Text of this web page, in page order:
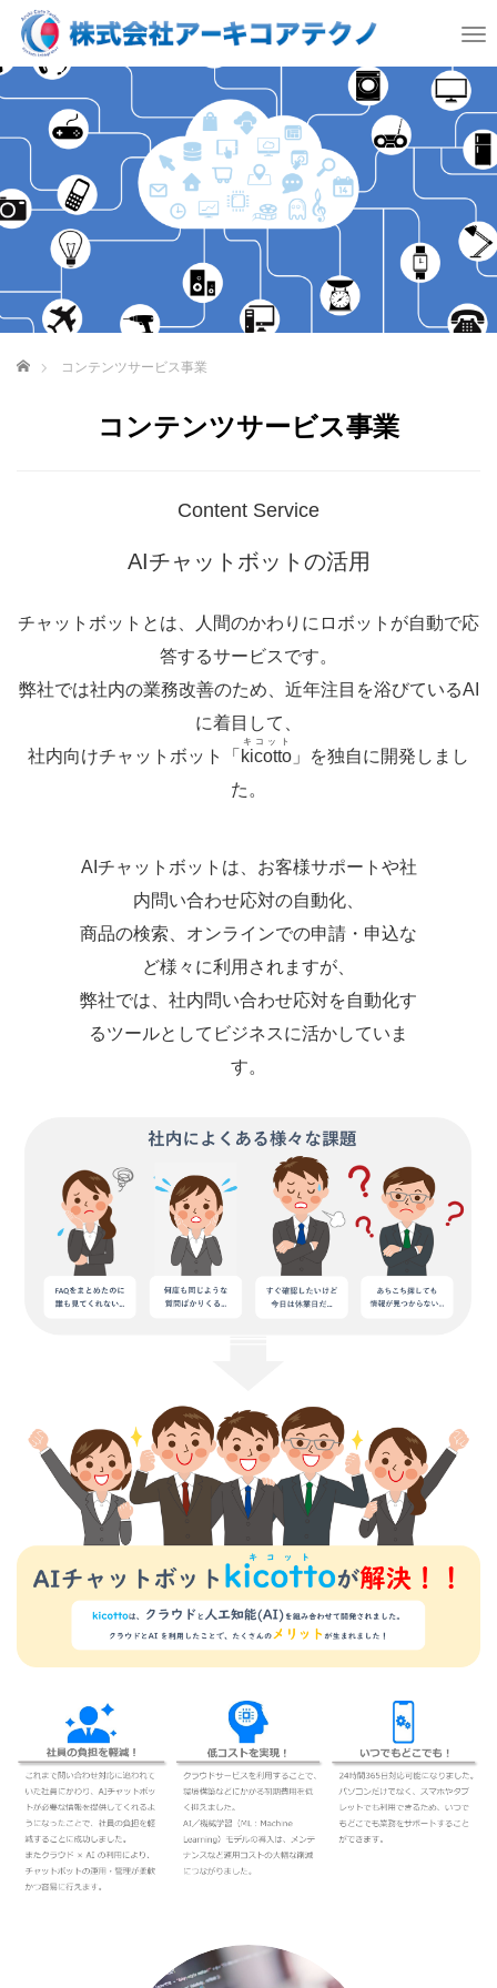
T
e
n
v
i
g
a
t
i
ホーム コンテンツサービス事業
コンテンツサービス事業
Content Service
AIチャットボットの活用
チャットボットとは、人間のかわりにロボットが自動で応
答するサービスです。
弊社では社内の業務改善のため、近年注目を浴びているAI
に着目して、
社内向けチャットボット「 kicotto
キコット
」を独自に開発しまし
た。
AIチャットボットは、お客様サポートや社
内問い合わせ応対の自動化、
商品の検索、オンラインでの申請・申込な
ど様々に利用されますが、
弊社では、社内問い合わせ応対を自動化す
るツールとしてビジネスに活かしていま
す。